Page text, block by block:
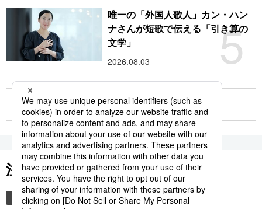
5
唯一の「外国人歌人」カン・ハン
ナさんが短歌で伝える「引き算の
文学」
2026.08.03
もっと見る
注目のキーワード
共同通信ニュース 時事通信ニュース 観光